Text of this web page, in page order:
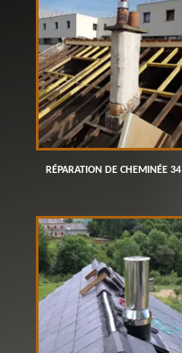
RÉPARATION DE CHEMINÉE 34